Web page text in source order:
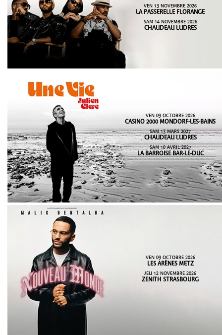
VEN 13 NOVEMBRE 2026
LA PASSERELLE FLORANGE
SAM 14 NOVEMBRE 2026
CHAUDEAU LUDRES
VEN 09 OCTOBRE 2026
CASINO 2000 MONDORF-LES-BAINS
SAM 13 MARS 2027
CHAUDEAU LUDRES
SAM 10 AVRIL 2027
LA BARROISE BAR-LE-DUC
VEN 09 OCTOBRE 2026
LES ARÈNES METZ
JEU 12 NOVEMBRE 2026
ZENITH STRASBOURG